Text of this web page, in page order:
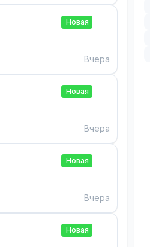
Новая
Вчера
Новая
Вчера
Новая
Вчера
Новая